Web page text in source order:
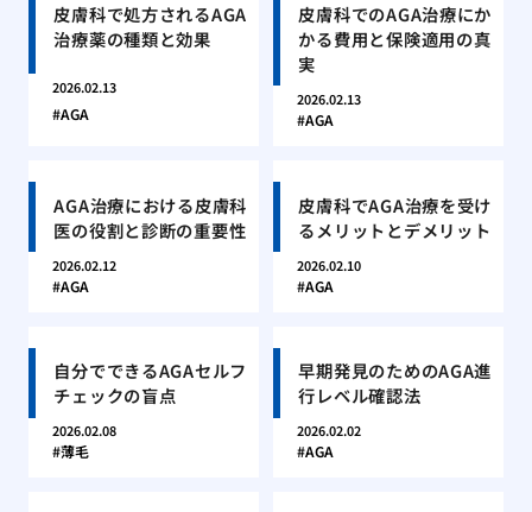
皮膚科で処方されるAGA
治療薬の種類と効果
2026.02.13
AGA
皮膚科でのAGA治療にか
かる費用と保険適用の真
実
2026.02.13
AGA
AGA治療における皮膚科
医の役割と診断の重要性
2026.02.12
AGA
皮膚科でAGA治療を受け
るメリットとデメリット
2026.02.10
AGA
自分でできるAGAセルフ
チェックの盲点
2026.02.08
薄毛
早期発見のためのAGA進
行レベル確認法
2026.02.02
AGA